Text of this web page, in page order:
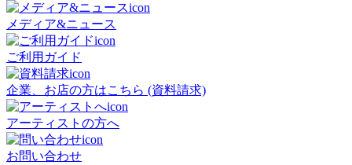
メディア&ニュース
ご利用ガイド
企業、お店の方はこちら (資料請求)
アーティストの方へ
お問い合わせ